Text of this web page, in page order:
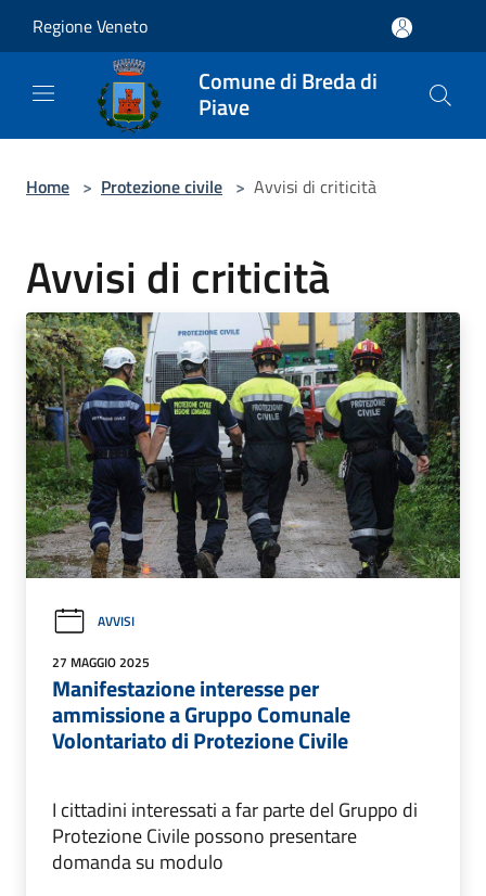
Regione Veneto
Comune di Breda di
Piave
Home > Protezione civile > Avvisi di criticità
Avvisi di criticità
AVVISI
27 MAGGIO 2025
Manifestazione interesse per
ammissione a Gruppo Comunale
Volontariato di Protezione Civile
I cittadini interessati a far parte del Gruppo di
Protezione Civile possono presentare
domanda su modulo